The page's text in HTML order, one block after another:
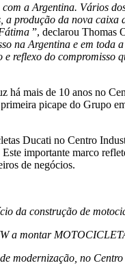
a Argentina. Vários
produção da nova
”, declarou Thomas
na Argentina e em
reflexo do
mais de 10 anos no
picape do
Ducati no Centro
importante marco
de negócios.
da construção de
a montar
modernização, no